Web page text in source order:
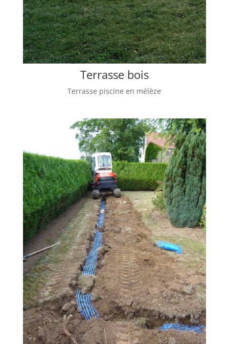
Terrasse bois
Terrasse piscine en mélèze